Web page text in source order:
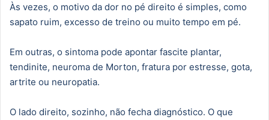
Às vezes, o motivo da dor no pé direito é simples, como
sapato ruim, excesso de treino ou muito tempo em pé.
Em outras, o sintoma pode apontar fascite plantar,
tendinite, neuroma de Morton, fratura por estresse, gota,
artrite ou neuropatia.
O lado direito, sozinho, não fecha diagnóstico. O que